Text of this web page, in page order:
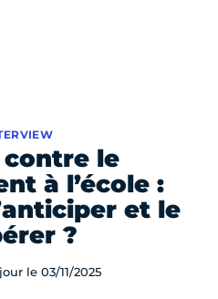
le
à l’école :
et le
?
le 03/11/2025